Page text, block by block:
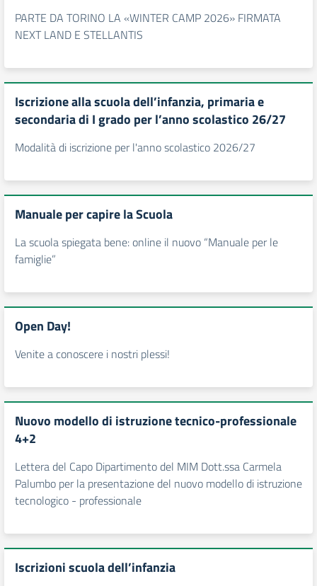
PARTE DA TORINO LA «WINTER CAMP 2026» FIRMATA
NEXT LAND E STELLANTIS
Iscrizione alla scuola dell’infanzia, primaria e
secondaria di I grado per l’anno scolastico 26/27
Modalità di iscrizione per l'anno scolastico 2026/27
Manuale per capire la Scuola
La scuola spiegata bene: online il nuovo “Manuale per le
famiglie”
Open Day!
Venite a conoscere i nostri plessi!
Nuovo modello di istruzione tecnico-professionale
4+2
Lettera del Capo Dipartimento del MIM Dott.ssa Carmela
Palumbo per la presentazione del nuovo modello di istruzione
tecnologico - professionale
Iscrizioni scuola dell’infanzia